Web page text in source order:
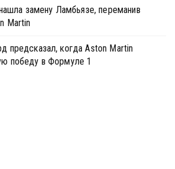
замену Ламбьязе, переманив
Martin
предсказал, когда Aston Martin
победу в Формуле 1